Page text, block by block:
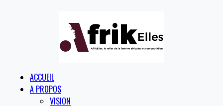
ACCUEIL
A PROPOS
VISION